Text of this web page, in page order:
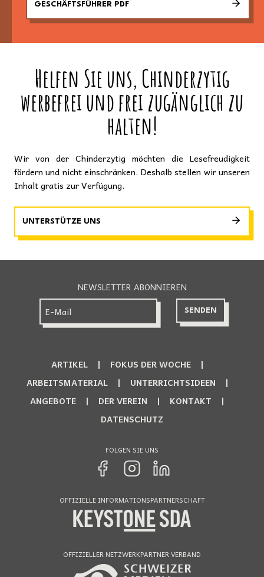
GESCHÄFTSFÜHRER PDF
Helfen Sie uns, Chinderzytig
werbefrei und frei zugänglich zu
halten!
Wir von der Chinderzytig möchten die Lesefreudigkeit
fördern und nicht einschränken. Deshalb stellen wir unseren
Inhalt gratis zur Verfügung.
UNTERSTÜTZE UNS
NEWSLETTER ABONNIEREN
ARTIKEL
FOKUS DER WOCHE
ARBEITSMATERIAL
UNTERRICHTSIDEEN
ANGEBOTE
DER VEREIN
KONTAKT
DATENSCHUTZ
FOLGEN SIE UNS
OFFIZIELLE INFORMATIONSPARTNERSCHAFT
OFFIZIELLER NETZWERKPARTNER VERBAND